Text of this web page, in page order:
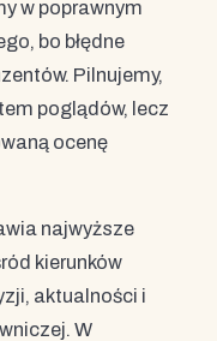
w poprawnym
bo błędne
Pilnujemy,
poglądów, lecz
ocenę
najwyższe
kierunków
aktualności i
W